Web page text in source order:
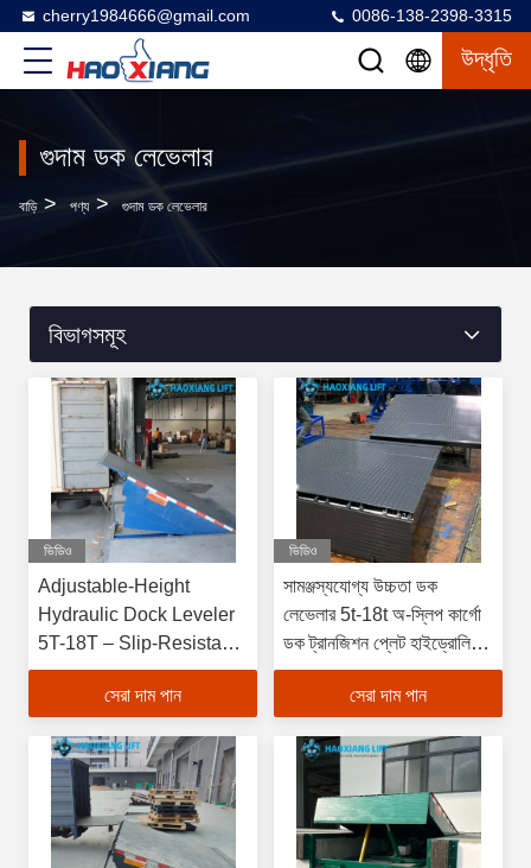
cherry1984666@gmail.com 0086-138-2398-3315
উদ্ধৃতি
গুদাম ডক লেভেলার
বাড়ি > পণ্য > গুদাম ডক লেভেলার
বিভাগসমূহ
ভিডিও
Adjustable-Height
Hydraulic Dock Leveler
5T-18T – Slip-Resistant
Surface for Dock-Cargo
Transition & Truck
সেরা দাম পান
ভিডিও
সামঞ্জস্যযোগ্য উচ্চতা ডক
লেভেলার 5t-18t অ-স্লিপ কার্গো
ডক ট্রানজিশন প্লেট হাইড্রোলিক
ট্রাক লোড
সেরা দাম পান